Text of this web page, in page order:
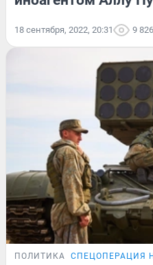
18 сентября, 2022, 20:31 9 826
ПОЛИТИКА СПЕЦОПЕРАЦИЯ